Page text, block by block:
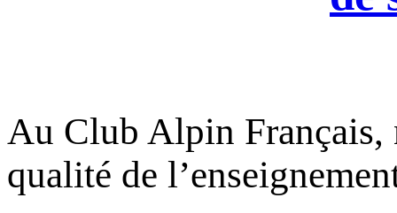
Au Club Alpin Français,
qualité de